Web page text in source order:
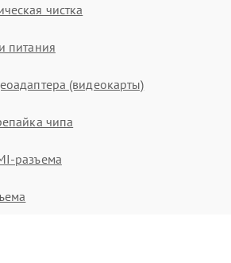
чистка
питания
(видеокарты)
чипа
разъема